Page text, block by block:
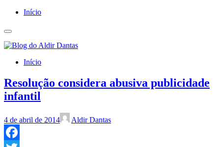
Início
Início
Resolução considera abusiva publicidade
infantil
4 de abril de 2014 Aldir Dantas